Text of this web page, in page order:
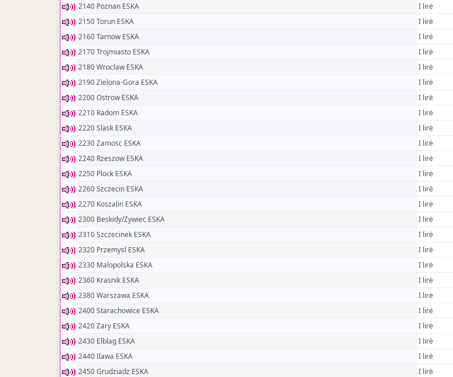
2140 Poznan ESKA
I lirë
2150 Torun ESKA
I lirë
2160 Tarnow ESKA
I lirë
2170 Trojmiasto ESKA
I lirë
2180 Wroclaw ESKA
I lirë
2190 Zielona-Gora ESKA
I lirë
2200 Ostrow ESKA
I lirë
2210 Radom ESKA
I lirë
2220 Slask ESKA
I lirë
2230 Zamosc ESKA
I lirë
2240 Rzeszow ESKA
I lirë
2250 Plock ESKA
I lirë
2260 Szczecin ESKA
I lirë
2270 Koszalin ESKA
I lirë
2300 Beskidy/Zywiec ESKA
I lirë
2310 Szczecinek ESKA
I lirë
2320 Przemysl ESKA
I lirë
2330 Malopolska ESKA
I lirë
2360 Krasnik ESKA
I lirë
2380 Warszawa ESKA
I lirë
2400 Starachowice ESKA
I lirë
2420 Zary ESKA
I lirë
2430 Elblag ESKA
I lirë
2440 Ilawa ESKA
I lirë
2450 Grudziadz ESKA
I lirë